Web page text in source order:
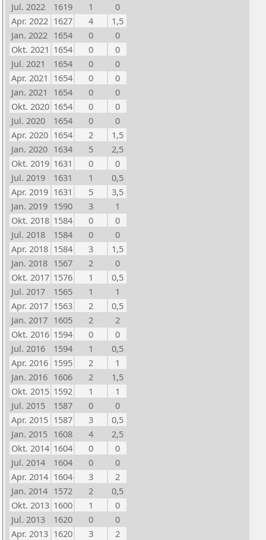
Jul. 2022
1619 1
0
Apr. 2022 1627 4
1,5
Jan. 2022 1654 0
0
Okt. 2021 1654 0
0
Jul. 2021
1654 0
0
Apr. 2021 1654 0
0
Jan. 2021
1654 0
0
Okt. 2020 1654 0
0
Jul. 2020
1654 0
0
Apr. 2020 1654 2
1,5
Jan. 2020 1634 5
2,5
Okt. 2019 1631 0
0
Jul. 2019
1631 1
0,5
Apr. 2019 1631 5
3,5
Jan. 2019 1590 3
1
Okt. 2018 1584 0
0
Jul. 2018
1584 0
0
Apr. 2018 1584 3
1,5
Jan. 2018 1567 2
0
Okt. 2017 1576 1
0,5
Jul. 2017
1565 1
1
Apr. 2017 1563 2
0,5
Jan. 2017 1605 2
2
Okt. 2016 1594 0
0
Jul. 2016
1594 1
0,5
Apr. 2016 1595 2
1
Jan. 2016 1606 2
1,5
Okt. 2015 1592 1
1
Jul. 2015
1587 0
0
Apr. 2015 1587 3
0,5
Jan. 2015 1608 4
2,5
Okt. 2014 1604 0
0
Jul. 2014
1604 0
0
Apr. 2014 1604 3
2
Jan. 2014 1572 2
0,5
Okt. 2013 1600 1
0
Jul. 2013
1620 0
0
Apr. 2013 1620 3
2